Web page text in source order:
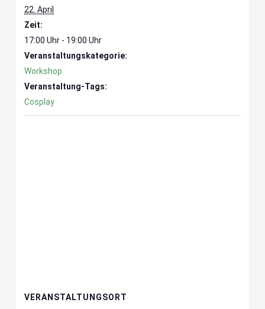
22. April
Zeit:
17:00 Uhr - 19:00 Uhr
Veranstaltungskategorie:
Workshop
Veranstaltung-Tags:
Cosplay
VERANSTALTUNGSORT